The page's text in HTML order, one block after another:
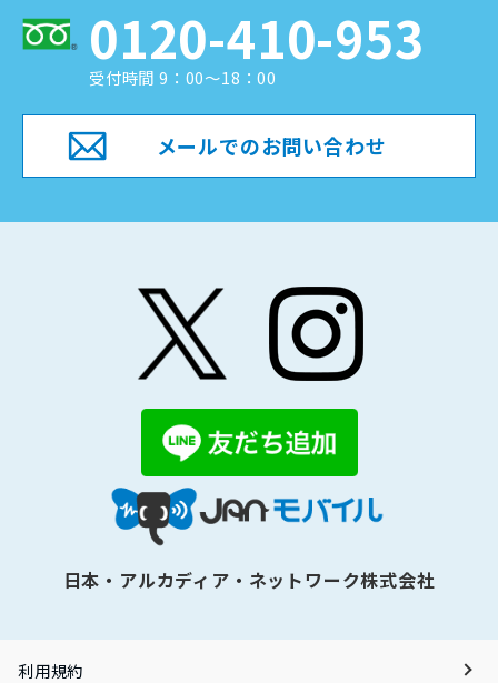
0120-410-953
受付時間 9：00～18：00
メールでのお問い合わせ
日本・アルカディア・ネットワーク株式会社
利用規約